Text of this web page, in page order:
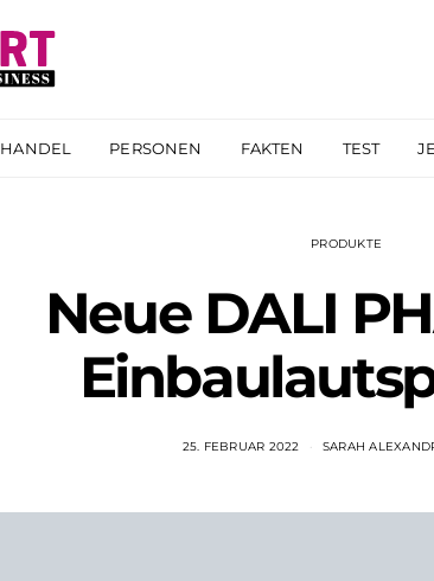
HANDEL PERSONEN FAKTEN TEST
PRODUKTE
Neue DALI
25. FEBRUAR 2022 SARAH